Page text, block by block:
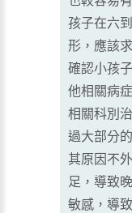
孩子在六
形，應該
確認小孩
他相關病
相關科別
過大部分
其原因不
足，導致
敏感，導